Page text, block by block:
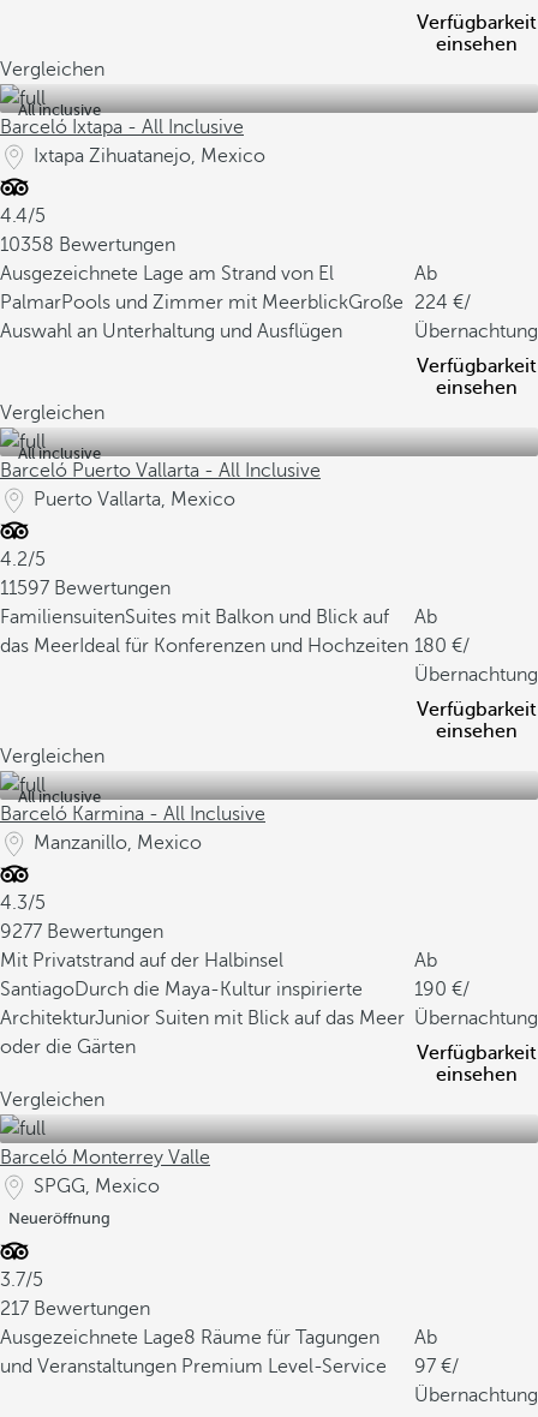
Verfügbarkeit
einsehen
Vergleichen
All inclusive
Barceló Ixtapa - All Inclusive
Ixtapa Zihuatanejo, Mexico
4.4/5
10358 Bewertungen
Ausgezeichnete Lage am Strand von El
PalmarPools und Zimmer mit MeerblickGroße
Auswahl an Unterhaltung und Ausflügen
Ab
224
/
Übernachtung
Verfügbarkeit
einsehen
Vergleichen
All inclusive
Barceló Puerto Vallarta - All Inclusive
Puerto Vallarta, Mexico
4.2/5
11597 Bewertungen
FamiliensuitenSuites mit Balkon und Blick auf
das Meer Ideal für Konferenzen und Hochzeiten
Ab
180
/
Übernachtung
Verfügbarkeit
einsehen
Vergleichen
All inclusive
Barceló Karmina - All Inclusive
Manzanillo, Mexico
4.3/5
9277 Bewertungen
Mit Privatstrand auf der Halbinsel
SantiagoDurch die Maya-Kultur inspirierte
ArchitekturJunior Suiten mit Blick auf das Meer
oder die Gärten
Ab
190
/
Übernachtung
Verfügbarkeit
einsehen
Vergleichen
Barceló Monterrey Valle
SPGG, Mexico
Neueröffnung
3.7/5
217 Bewertungen
Ausgezeichnete Lage8 Räume für Tagungen
und Veranstaltungen Premium Level-Service
Ab
97
/
Übernachtung